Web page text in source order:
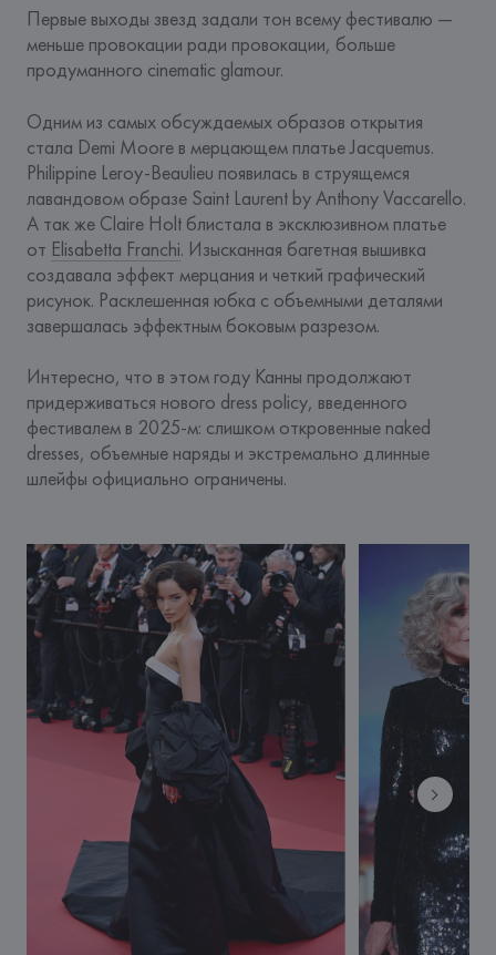
Первые выходы звезд задали тон всему фестивалю —
меньше провокации ради провокации, больше
продуманного cinematic glamour.
Одним из самых обсуждаемых образов открытия
стала Demi Moore в мерцающем платье Jacquemus.
Philippine Leroy-Beaulieu появилась в струящемся
лавандовом образе Saint Laurent by Anthony Vaccarello.
А так же Claire Holt блистала в эксклюзивном платье
от Elisabetta Franchi. Изысканная багетная вышивка
создавала эффект мерцания и четкий графический
рисунок. Расклешенная юбка с объемными деталями
завершалась эффектным боковым разрезом.
Интересно, что в этом году Канны продолжают
придерживаться нового dress policy, введенного
фестивалем в 2025-м: слишком откровенные naked
dresses, объемные наряды и экстремально длинные
шлейфы официально ограничены.